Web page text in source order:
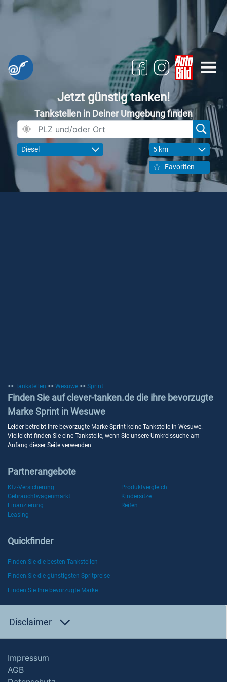
Jetzt günstig tanken!
Tankstellen in Deiner Umgebung finden
Diesel 5 km
Favoriten
>> Tankstellen >> Wesuwe >> Sprint
Finden Sie auf clever-tanken.de die ihre bevorzugte
Marke Sprint in Wesuwe
Leider betreibt Ihre bevorzugte Marke Sprint keine Tankstelle in Wesuwe.
Vielleicht finden Sie eine Tankstelle, wenn Sie unsere Umkreissuche am
Anfang dieser Seite verwenden.
Partnerangebote
Kfz-Versicherung
Produktvergleich
Gebrauchtwagenmarkt
Kindersitze
Finanzierung
Reifen
Leasing
Quickfinder
Finden Sie die besten Tankstellen
Finden Sie die günstigsten Spritpreise
Finden Sie Ihre bevorzugte Marke
Disclaimer
Impressum
AGB